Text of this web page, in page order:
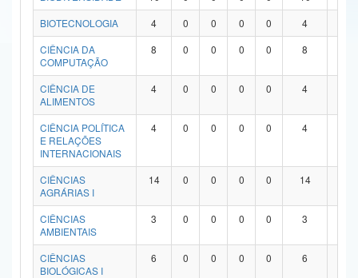
Advocacia-Geral da União
Banco Central do Brasil
BIOTECNOLOGIA
4 0 0 0 0 4
CIÊNCIA DA
COMPUTAÇÃO
8 0 0 0 0 8
CIÊNCIA DE
ALIMENTOS
4 0 0 0 0 4
CIÊNCIA POLÍTICA
E RELAÇÕES
INTERNACIONAIS
4 0 0 0 0 4
CIÊNCIAS
AGRÁRIAS I
14 0 0 0 0 14
CIÊNCIAS
AMBIENTAIS
3 0 0 0 0 3
CIÊNCIAS
BIOLÓGICAS I
6 0 0 0 0 6